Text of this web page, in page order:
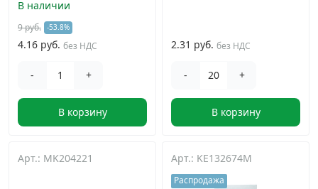
В наличии
9 руб. -53.8%
4.16 руб. без НДС
- +
В корзину
2.31 руб. без НДС
- +
В корзину
Арт.: MK204221 Арт.: KE132674M
Распродажа